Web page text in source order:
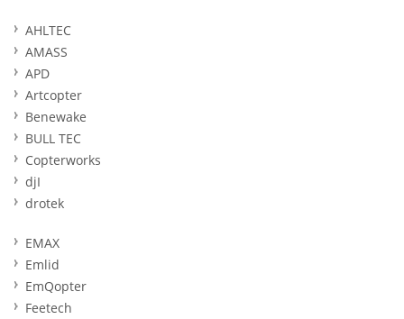
AHLTEC
AMASS
APD
Artcopter
Benewake
BULL TEC
Copterworks
djI
drotek
EMAX
Emlid
EmQopter
Feetech